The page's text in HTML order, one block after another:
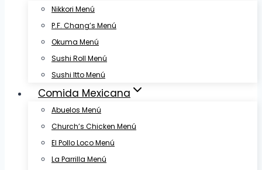
Nikkori Menú
P.F. Chang’s Menú
Okuma Menú
Sushi Roll Menú
Sushi Itto Menú
Comida Mexicana
Abuelos Menú
Church’s Chicken Menú
El Pollo Loco Menú
La Parrilla Menú